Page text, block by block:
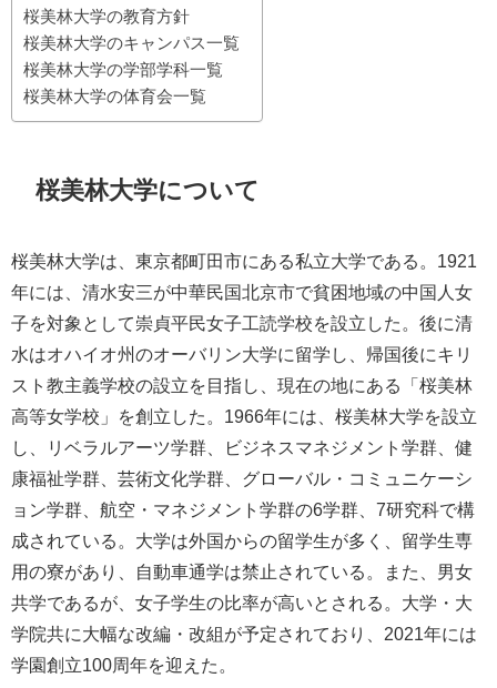
桜美林大学の教育方針
桜美林大学のキャンパス一覧
桜美林大学の学部学科一覧
桜美林大学の体育会一覧
桜美林大学について
桜美林大学は、東京都町田市にある私立大学である。1921
年には、清水安三が中華民国北京市で貧困地域の中国人女
子を対象として崇貞平民女子工読学校を設立した。後に清
水はオハイオ州のオーバリン大学に留学し、帰国後にキリ
スト教主義学校の設立を目指し、現在の地にある「桜美林
高等女学校」を創立した。1966年には、桜美林大学を設立
し、リベラルアーツ学群、ビジネスマネジメント学群、健
康福祉学群、芸術文化学群、グローバル・コミュニケーシ
ョン学群、航空・マネジメント学群の6学群、7研究科で構
成されている。大学は外国からの留学生が多く、留学生専
用の寮があり、自動車通学は禁止されている。また、男女
共学であるが、女子学生の比率が高いとされる。大学・大
学院共に大幅な改編・改組が予定されており、2021年には
学園創立100周年を迎えた。